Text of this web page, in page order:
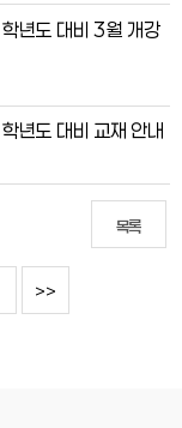
년도 대비 3월 개강
년도 대비 교재 안내
목록
>>